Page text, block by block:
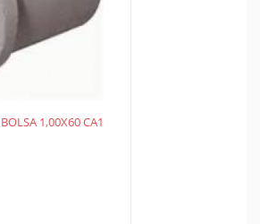
1,00X60 CA1